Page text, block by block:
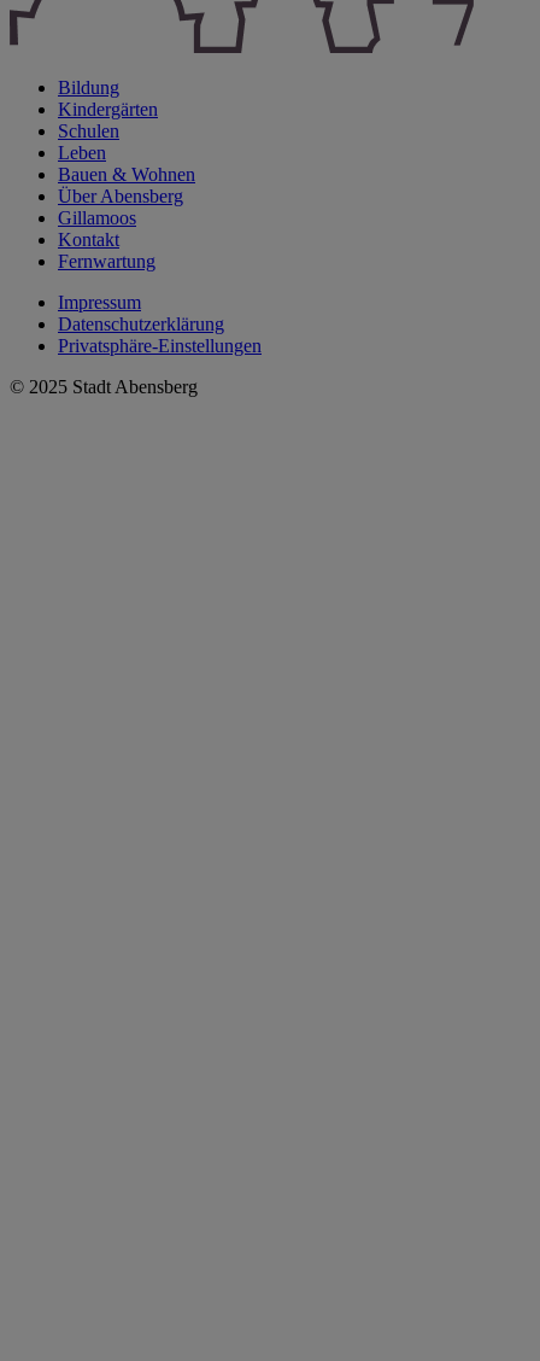
Bildung
Kindergärten
Schulen
Leben
Bauen & Wohnen
Über Abensberg
Gillamoos
Kontakt
Fernwartung
Impressum
Datenschutzerklärung
Privatsphäre-Einstellungen
© 2025 Stadt Abensberg